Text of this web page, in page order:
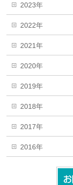
2023年
2022年
2021年
2020年
2019年
2018年
2017年
2016年